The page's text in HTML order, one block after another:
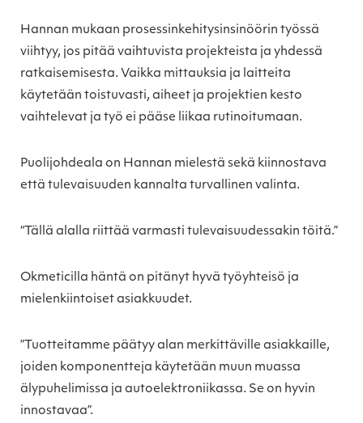
Hannan mukaan prosessinkehitysinsinöörin työssä
viihtyy, jos pitää vaihtuvista projekteista ja yhdessä
ratkaisemisesta. Vaikka mittauksia ja laitteita
käytetään toistuvasti, aiheet ja projektien kesto
vaihtelevat ja työ ei pääse liikaa rutinoitumaan.
Puolijohdeala on Hannan mielestä sekä kiinnostava
että tulevaisuuden kannalta turvallinen valinta.
“Tällä alalla riittää varmasti tulevaisuudessakin töitä.”
Okmeticilla häntä on pitänyt hyvä työyhteisö ja
mielenkiintoiset asiakkuudet.
”Tuotteitamme päätyy alan merkittäville asiakkaille,
joiden komponentteja käytetään muun muassa
älypuhelimissa ja autoelektroniikassa. Se on hyvin
innostavaa”.